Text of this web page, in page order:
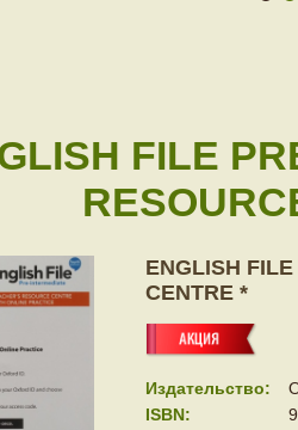
FILE
ENGLISH
CENTRE *
Издательство:
ISBN: